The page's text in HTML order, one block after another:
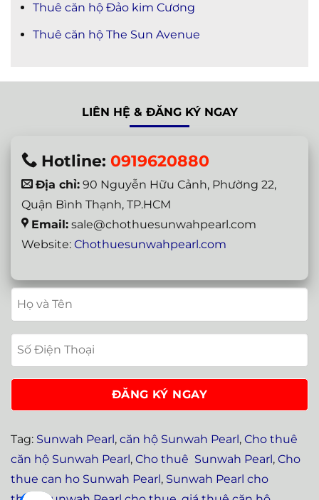
Thuê căn hộ Đảo kim Cương
Thuê căn hộ The Sun Avenue
LIÊN HỆ & ĐĂNG KÝ NGAY
Hotline: 0919620880
Địa chỉ: 90 Nguyễn Hữu Cảnh, Phường 22,
Quận Bình Thạnh, TP.HCM
Email: sale@chothuesunwahpearl.com
Website: Chothuesunwahpearl.com
Tag: Sunwah Pearl, căn hộ Sunwah Pearl, Cho thuê
căn hộ Sunwah Pearl, Cho thuê Sunwah Pearl, Cho
thue can ho Sunwah Pearl, Sunwah Pearl cho